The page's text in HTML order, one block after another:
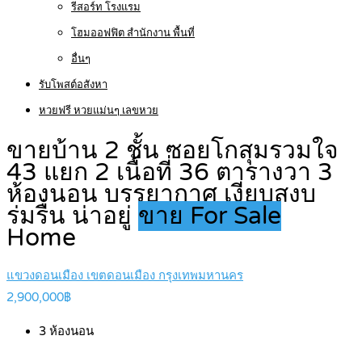
รีสอร์ท โรงแรม
โฮมออฟฟิต สำนักงาน พื้นที่
อื่นๆ
รับโพสต์อสังหา
หวยฟรี หวยแม่นๆ เลขหวย
ขายบ้าน 2 ชั้น ซอยโกสุมรวมใจ
43 แยก 2 เนื้อที่ 36 ตารางวา 3
ห้องนอน บรรยากาศ เงียบสงบ
ร่มรื่น น่าอยู่ ขาย For Sale
Home
แขวงดอนเมือง เขตดอนเมือง กรุงเทพมหานคร
2,900,000฿
3 ห้องนอน